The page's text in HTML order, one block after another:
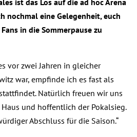
ist das Los auf die ad hoc Arena
nochmal eine Gelegenheit, euch
in die Sommerpause zu
vor zwei Jahren in gleicher
war, empfinde ich es fast als
Natürlich freuen wir uns
und hoffentlich der Pokalsieg.
Abschluss für die Saison.“